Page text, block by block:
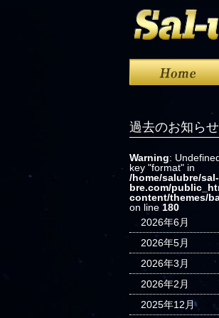
過去のお知らせ
Warning:
key "format" in
/home/salubre/
bre.com/
content/themes/
on line 180
2026年6月
2026年5月
2026年3月
2026年2月
2025年12月